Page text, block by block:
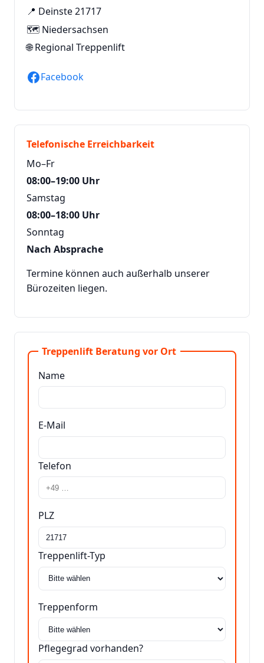
📍 Deinste 21717
🗺️ Niedersachsen
🌐Regional Treppenlift
Facebook
Telefonische Erreichbarkeit
Mo–Fr
08:00–19:00 Uhr
Samstag
08:00–18:00 Uhr
Sonntag
Nach Absprache
Termine können auch außerhalb unserer
Bürozeiten liegen.
Treppenlift Beratung vor Ort
Name
E-Mail
Telefon
PLZ
Treppenlift-Typ
Treppenform
Pflegegrad vorhanden?